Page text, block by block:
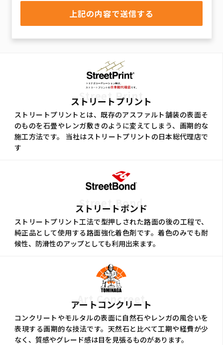
Street Print
ストリートプリント
ストリートプリントとは、既存のアスファルト舗装の表面そ
のものを石畳やレンガ敷きのように変えてしまう、画期的な
施工方法です。 当社はストリートプリントの日本総代理店で
す
Street Bond
ストリートボンド
ストリートプリント工法で型押しされた路面の後の工程で、
純正品として使用する路面強化着色剤です。着色のみでも耐
候性、防滑性のアップとしても利用出来ます。
Art Concreet
アートコンクリート
コンクリートやモルタルの表面に自然石やレンガの風合いを
表現する画期的な技法です。天然石と比べて工期や経費が少
なく、質感やグレード感は目を見張るものがあります。